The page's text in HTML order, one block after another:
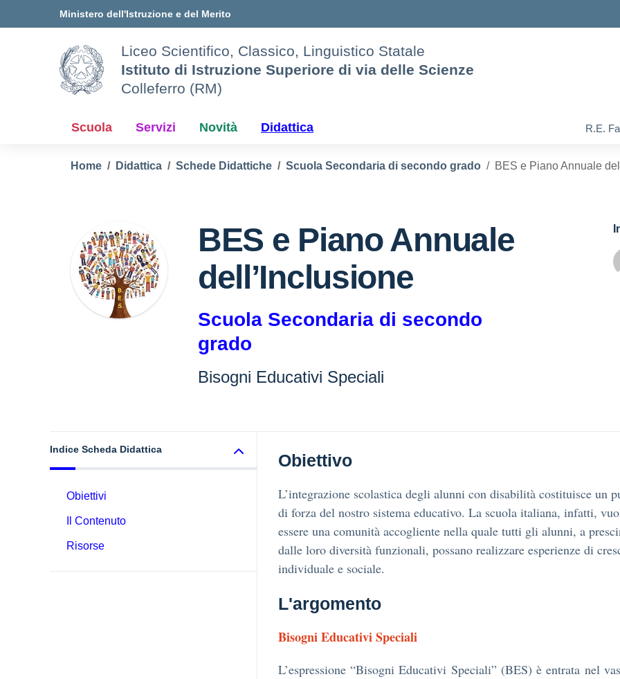
Ministero dell'Istruzione e del Merito
Liceo Scientifico, Classico, Linguistico Statale
Istituto di Istruzione Superiore di via delle Scienze
Colleferro (RM)
Scuola Servizi Novità Didattica R.E.
Home Didattica Schede Didattiche Scuola Secondaria di secondo grado BES e Piano Annuale
BES e Piano Annuale
dell’Inclusione
Scuola Secondaria di secondo
grado
Bisogni Educativi Speciali
Indice Scheda Didattica
Obiettivi
Il Contenuto
Risorse
Obiettivo
L’integrazione scolastica degli alunni con disabilità costituisce un
di forza del nostro sistema educativo. La scuola italiana, infatti,
essere una comunità accogliente nella quale tutti gli alunni, a
dalle loro diversità funzionali, possano realizzare esperienze di
individuale e sociale.
L'argomento
Bisogni Educativi Speciali
L’espressione “Bisogni Educativi Speciali” (BES) è entrata nel